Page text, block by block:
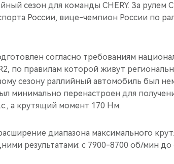
сезон для команды CHERY. За рулем
России, вице-чемпион России по
согласно требованиям
по правилам которой живут
сезону раллийный автомобиль был
минимально перенастроен для
а крутящий момент 170 Нм.
диапазона максимального
результатами: с 7900-8700 об/мин